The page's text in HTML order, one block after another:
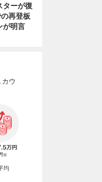
ターが復
再登板
が明言
ウ
均